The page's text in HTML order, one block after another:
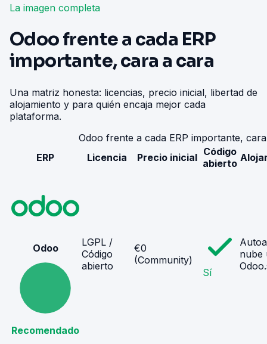
La imagen completa
Odoo frente a cada ERP
importante, cara a cara
Una matriz honesta: licencias, precio inicial, libertad de
alojamiento y para quién encaja mejor cada
plataforma.
Odoo frente a cada ERP importante,
ERP
Licencia Precio inicial Código
abierto
Odoo
Recomendado
LGPL /
Código
abierto
€0
(Community)
Sí
nube